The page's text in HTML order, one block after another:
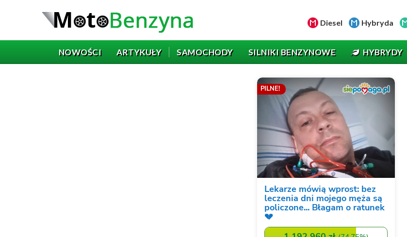
Diesel Hybryda
NOWOŚCI ARTYKUŁY SAMOCHODY SILNIKI BENZYNOWE HYBRYDY